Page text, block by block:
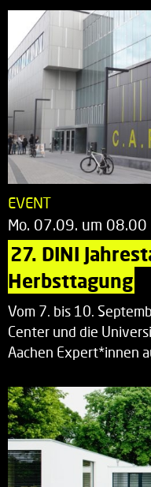
EVENT
Mo. 07.09. um 08.00
27. DINI
Herbsttagung
Vom 7. bis 10.
Center und die
Aachen Expert*innen